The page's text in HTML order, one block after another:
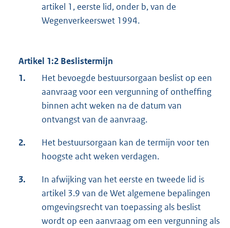
artikel 1, eerste lid, onder b, van de
Wegenverkeerswet 1994.
Artikel 1:2 Beslistermijn
1.
Het bevoegde bestuursorgaan beslist op een
aanvraag voor een vergunning of ontheffing
binnen acht weken na de datum van
ontvangst van de aanvraag.
2.
Het bestuursorgaan kan de termijn voor ten
hoogste acht weken verdagen.
3.
In afwijking van het eerste en tweede lid is
artikel 3.9 van de Wet algemene bepalingen
omgevingsrecht van toepassing als beslist
wordt op een aanvraag om een vergunning als